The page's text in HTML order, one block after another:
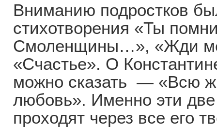
Вниманию подростков
стихотворения «Ты
Смоленщины…», «Жди
«Счастье». О
можно сказать — «Всю
любовь». Именно эти
проходят через все его